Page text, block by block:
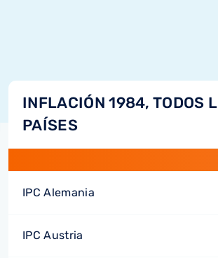
INFLACIÓN 1984, TODOS
PAÍSES
IPC Alemania
IPC Austria